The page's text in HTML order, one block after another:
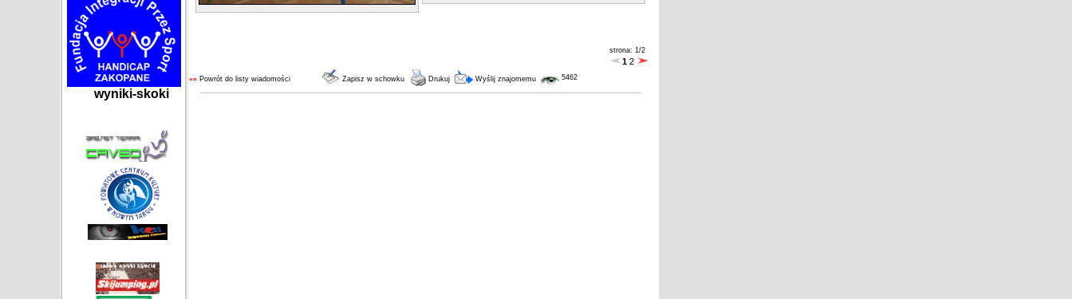
wyniki-skoki
strona: 1/2
1 2
«« Powrót do listy wiadomości Zapisz w schowku Drukuj Wyślij znajomemu 5462